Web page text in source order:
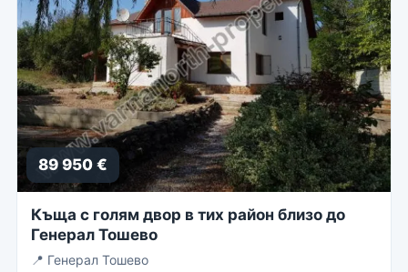
89 950 €
Къща с голям двор в тих район близо до
Генерал Тошево
📍 Генерал Тошево